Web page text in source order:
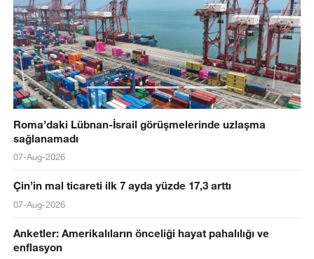
Roma’daki Lübnan-İsrail görüşmelerinde uzlaşma
sağlanamadı
07-Aug-2026
Çin’in mal ticareti ilk 7 ayda yüzde 17,3 arttı
07-Aug-2026
Anketler: Amerikalıların önceliği hayat pahalılığı ve
enflasyon